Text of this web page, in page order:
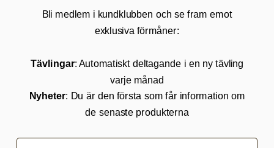
Köpvillkor
Cookies
Bli medlem i kundklubben och se fram emot
exklusiva förmåner:
Tävlingar: Automatiskt deltagande i en ny tävling
varje månad
Nyheter: Du är den första som får information om
de senaste produkterna